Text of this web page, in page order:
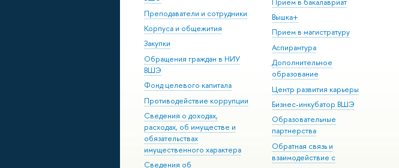
Преподаватели и сотрудники
Корпуса и общежития
Закупки
Обращения граждан в НИУ
ВШЭ
Фонд целевого капитала
Противодействие коррупции
Сведения о доходах,
расходах, об имуществе и
обязательствах
имущественного характера
Сведения об
Вышка+
Прием в магистратуру
Аспирантура
Дополнительное
образование
Центр развития карьеры
Бизнес-инкубатор ВШЭ
Образовательные
партнерства
Обратная связь и
взаимодействие с